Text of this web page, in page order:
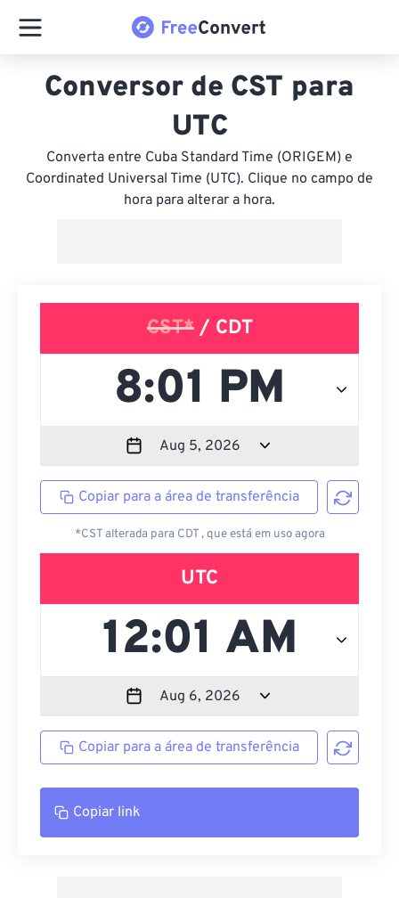
Conversor de CST para
UTC
Converta entre Cuba Standard Time (ORIGEM) e
Coordinated Universal Time (UTC). Clique no campo de
hora para alterar a hora.
CST*/ CDT
Copiar para a área de transferência
*CST alterada para CDT , que está em uso agora
UTC
Copiar para a área de transferência
Copiar link